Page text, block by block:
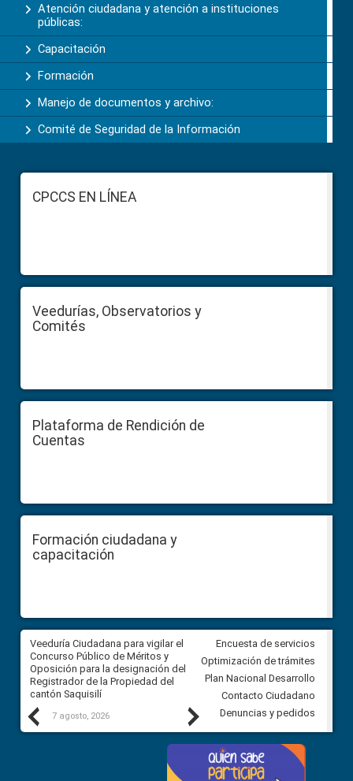
Atención ciudadana y atención a instituciones
públicas:
Capacitación
Formación
Manejo de documentos y archivo:
Comité de Seguridad de la Información
FooterCPCCS EN LÍNEA
Veedurías, Observatorios y
Comités
Plataforma de Rendición de
Cuentas
Formación ciudadana y
capacitación
Previous
Veeduría Ciudadana para vigilar el
Concurso Público de Méritos y
Oposición para la designación del
Registrador de la Propiedad del
cantón Saquisilí
7 agosto, 2026
Veeduría Ciudadana para
construcción del asfaltado de
diferentes barrios del sector
Ballenita del cantón Santa
7 agosto, 2026
Next
Encuesta de servicios
Optimización de trámites
Plan Nacional Desarrollo
Contacto Ciudadano
Denuncias y pedidos